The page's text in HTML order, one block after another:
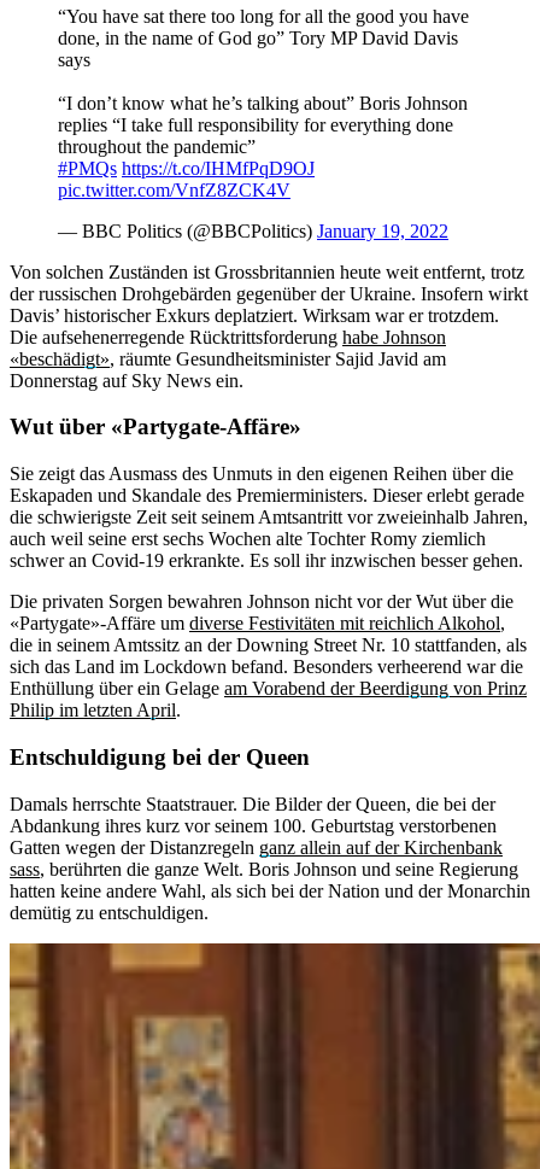
“You have sat there too long for all the good you have
done, in the name of God go” Tory MP David Davis
says
“I don’t know what he’s talking about” Boris Johnson
replies “I take full responsibility for everything done
throughout the pandemic”
#PMQs https://t.co/IHMfPqD9OJ
pic.twitter.com/VnfZ8ZCK4V
— BBC Politics (@BBCPolitics) January 19, 2022
Von solchen Zuständen ist Grossbritannien heute weit entfernt, trotz
der russischen Drohgebärden gegenüber der Ukraine. Insofern wirkt
Davis’ historischer Exkurs deplatziert. Wirksam war er trotzdem.
Die aufsehenerregende Rücktrittsforderung habe Johnson
«beschädigt», räumte Gesundheitsminister Sajid Javid am
Donnerstag auf Sky News ein.
Wut über «Partygate-Affäre»
Sie zeigt das Ausmass des Unmuts in den eigenen Reihen über die
Eskapaden und Skandale des Premierministers. Dieser erlebt gerade
die schwierigste Zeit seit seinem Amtsantritt vor zweieinhalb Jahren,
auch weil seine erst sechs Wochen alte Tochter Romy ziemlich
schwer an Covid-19 erkrankte. Es soll ihr inzwischen besser gehen.
Die privaten Sorgen bewahren Johnson nicht vor der Wut über die
«Partygate»-Affäre um diverse Festivitäten mit reichlich Alkohol,
die in seinem Amtssitz an der Downing Street Nr. 10 stattfanden, als
sich das Land im Lockdown befand. Besonders verheerend war die
Enthüllung über ein Gelage am Vorabend der Beerdigung von Prinz
Philip im letzten April.
Entschuldigung bei der Queen
Damals herrschte Staatstrauer. Die Bilder der Queen, die bei der
Abdankung ihres kurz vor seinem 100. Geburtstag verstorbenen
Gatten wegen der Distanzregeln ganz allein auf der Kirchenbank
sass, berührten die ganze Welt. Boris Johnson und seine Regierung
hatten keine andere Wahl, als sich bei der Nation und der Monarchin
demütig zu entschuldigen.